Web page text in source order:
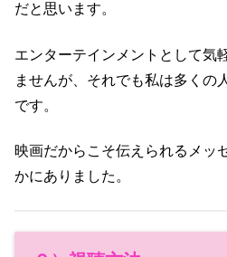
だと思います。
エンターテインメントとして気
ませんが、それでも私は多くの
です。
映画だからこそ伝えられるメッ
かにありました。